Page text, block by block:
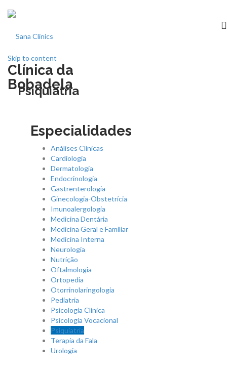
Clínica da
Bobadela
Skip to content
Início
Especialidades
Medicina dentária
Contactos
Psiquiatria
Especialidades
Análises Clínicas
Cardiologia
Dermatologia
Endocrinologia
Gastrenterologia
Ginecologia-Obstetrícia
Imunoalergologia
Medicina Dentária
Medicina Geral e Familiar
Medicina Interna
Neurologia
Nutrição
Oftalmologia
Ortopedia
Otorrinolaringologia
Pediatria
Psicologia Clínica
Psicologia Vocacional
Psiquiatria
Terapia da Fala
Urologia